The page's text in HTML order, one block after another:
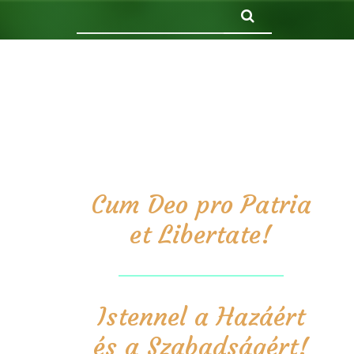
Cum Deo pro Patria
et Libertate!
Istennel a Hazáért
és a Szabadságért!